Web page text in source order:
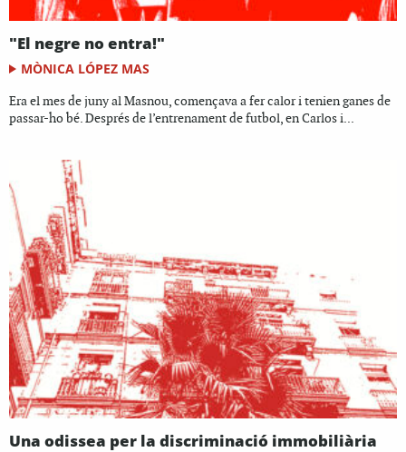
"El negre no entra!"
MÒNICA LÓPEZ MAS
Era el mes de juny al Masnou, començava a fer calor i tenien ganes de
passar-ho bé. Després de l’entrenament de futbol, en Carlos i...
Una odissea per la discriminació immobiliària